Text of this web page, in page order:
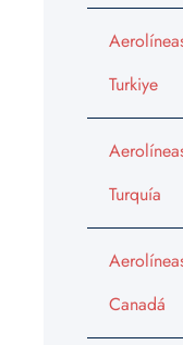
Turkiye
Turquía
Canadá